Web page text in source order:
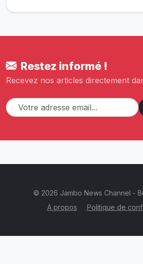
Restez informé !
Recevez nos articles directement
© 2026 Jambo News Channel -
A propos
Politique de